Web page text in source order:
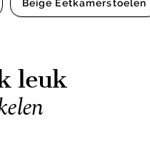
Beige Eetkamerstoelen
leuk